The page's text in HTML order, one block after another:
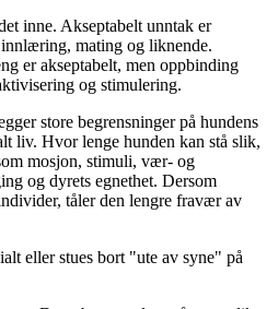
inne. Akseptabelt unntak er
mating og liknende.
er akseptabelt, men oppbinding
og stimulering.
store begrensninger på hundens
liv. Hvor lenge hunden kan stå slik,
mosjon, stimuli, vær- og
og dyrets egnethet. Dersom
tåler den lengre fravær av
eller stues bort "ute av syne" på